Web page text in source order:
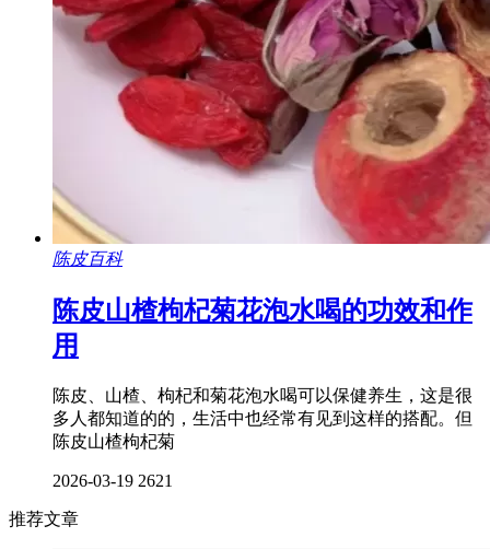
陈皮百科
陈皮山楂枸杞菊花泡水喝的功效和作
用
陈皮、山楂、枸杞和菊花泡水喝可以保健养生，这是很
多人都知道的的，生活中也经常有见到这样的搭配。但
陈皮山楂枸杞菊
2026-03-19 2621
推荐文章